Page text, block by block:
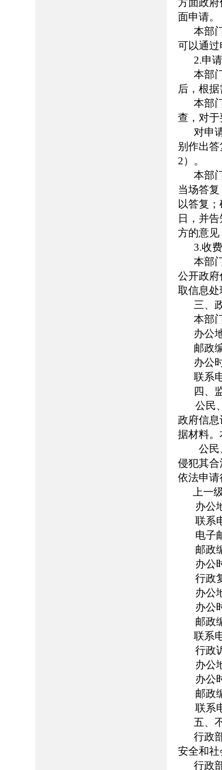
方面政
面申请。
本部
可以通
2.申
本部
后，根
本部
查，对
对申
别作出
2）。
本部
当场答
以答复
日，并
方的意
3.收
本部
公开政
取信息
三、
本部
办公
邮政
办公
联系
四、
公民、
政府信
据材料
公民、
侵犯其
依法申
上一级
办公地
联系电
电子邮
邮政编
办公时
行政复
办公地
办公时
邮政编
联系
行政诉
办公地
办公时
邮政编
联系电
五、
行政
安全和
行政